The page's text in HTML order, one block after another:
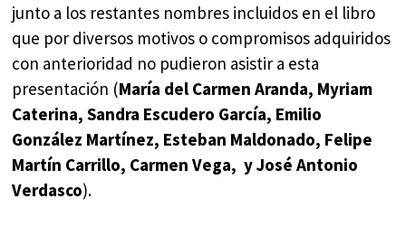
junto a los restantes nombres incluidos en el libro
que por diversos motivos o compromisos adquiridos
con anterioridad no pudieron asistir a esta
presentación (María del Carmen Aranda, Myriam
Caterina, Sandra Escudero García, Emilio
González Martínez, Esteban Maldonado, Felipe
Martín Carrillo, Carmen Vega, y José Antonio
Verdasco).